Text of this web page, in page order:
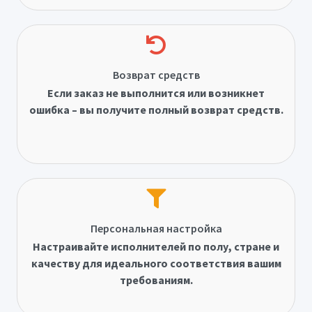
Возврат средств
Если заказ не выполнится или возникнет
ошибка – вы получите полный возврат средств.
Персональная настройка
Настраивайте исполнителей по полу, стране и
качеству для идеального соответствия вашим
требованиям.